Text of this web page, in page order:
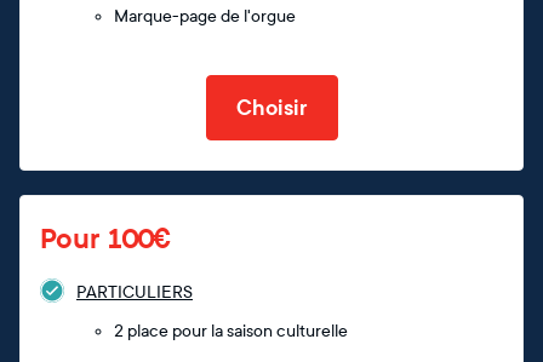
Marque-page de l'orgue
Choisir
Pour 100€
PARTICULIERS
2 place pour la saison culturelle